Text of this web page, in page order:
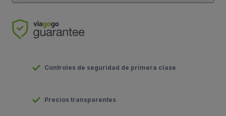
Controles de seguridad de primera clase
Precios transparentes